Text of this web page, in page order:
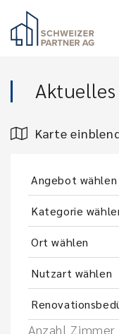
Karte
Anzahl Zimmer